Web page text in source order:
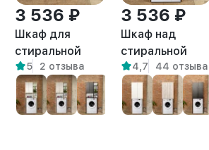
3 536 ₽
Шкаф для
стиральной
машины Креус
амаретто
5 2 отзыва
3 536 ₽
Шкаф над
стиральной
машиной
напольный Гата
амаретто
4,7 44 отзыва